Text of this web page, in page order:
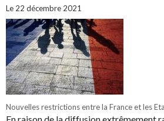
Le 22 décembre 2021
Nouvelles restrictions entre la France et les